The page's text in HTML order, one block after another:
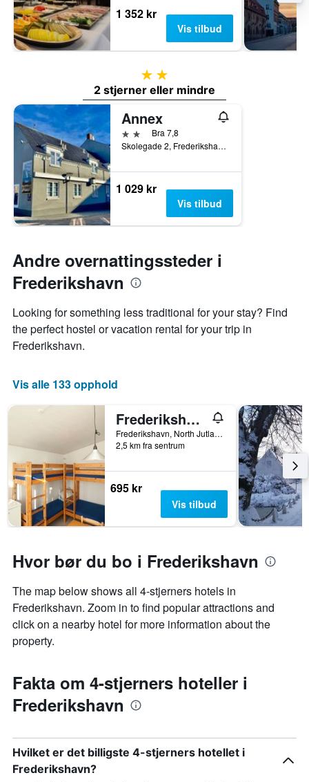
1 352 kr
Vis tilbud
2 stjerner
2 stjerner eller mindre
Annex
2 stjernerBra 7,8
Skolegade 2, Frederikshavn, North Jutland, Danmark
1 029 kr
Vis tilbud
Andre overnattingssteder i
Frederikshavn
Looking for something less traditional for your stay? Find
the perfect hostel or vacation rental for your trip in
Frederikshavn.
Vis alle 133 opphold
Frederikshavn Nordstrand Camping & Cottages
Frederikshavn, North Jutland, Danmark
2,5 km fra sentrum
695 kr
Vis tilbud
Hvor bør du bo i Frederikshavn
The map below shows all 4-stjerners hotels in
Frederikshavn. Zoom in to find popular attractions and
click on a nearby hotel for more information about the
property.
Fakta om 4-stjerners hoteller i
Frederikshavn
Hvilket er det billigste 4-stjerners hotellet i
Frederikshavn?